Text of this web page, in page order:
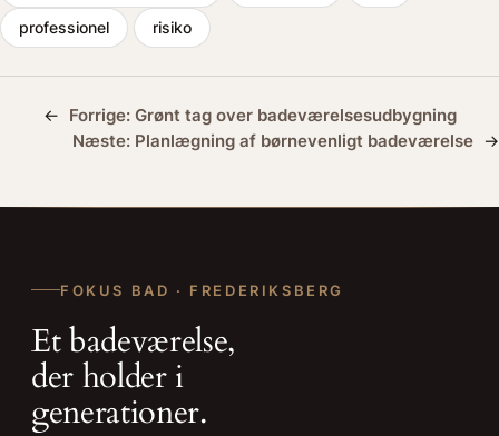
professionel risiko
← Forrige: Grønt tag over badeværelsesudbygning
Næste: Planlægning af børnevenligt badeværelse →
FOKUS BAD · FREDERIKSBERG
Et badeværelse,
der holder i
generationer.